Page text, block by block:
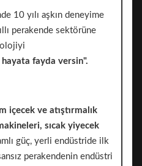
10 yılı aşkın deneyime
perakende sektörüne
fayda versin".
içecek ve atıştırmalık
sıcak yiyecek
güç, yerli endüstride ilk
perakendenin endüstri